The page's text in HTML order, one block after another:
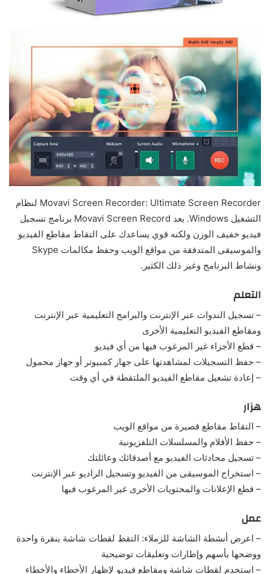
Movavi Screen Recorder: Ultimate Screen Recorder لنظام
التشغيل Windows. يعد Movavi Screen Record برنامج تسجيل
فيديو خفيف الوزن ولكنه قوي يساعدك على التقاط مقاطع الفيديو
والموسيقى المتدفقة من مواقع الويب وحفظ مكالمات Skype
ونشاط البرنامج وغير ذلك الكثير.
التعلم
– تسجيل الندوات عبر الإنترنت والبرامج التعليمية عبر الإنترنت
ومقاطع الفيديو التعليمية الأخرى
– قطع الأجزاء غير المرغوب فيها من أي فيديو
– حفظ التسجيلات لمشاهدتها على جهاز كمبيوتر أو جهاز محمول
– إعادة تشغيل مقاطع الفيديو الملتقطة في أي وقت
هزار
– التقاط مقاطع قصيرة من مواقع الويب
– حفظ الأفلام والمسلسلات التلفزيونية
– تسجيل محادثات الفيديو مع أصدقائك وعائلتك
– استخراج الموسيقى من الفيديو وتسجيل الراديو عبر الإنترنت
– قطع الإعلانات والمحتويات الأخرى غير المرغوب فيها
عمل
– اعرض أنشطة الشاشة للزملاء: التقط لقطات شاشة بنقرة واحدة
ووضحها بأسهم وإطارات وتعليقات توضيحية
– استخدم لقطات شاشة ومقاطع فيديو لإظهار الأخطاء والأخطاء